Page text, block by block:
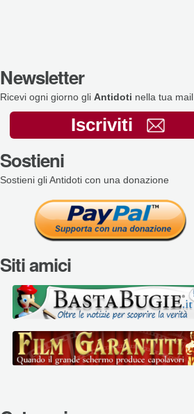
Newsletter
Ricevi ogni giorno gli Antidoti nella tua mail
Iscriviti
Sostieni
Sostieni gli Antidoti con una donazione
Siti amici